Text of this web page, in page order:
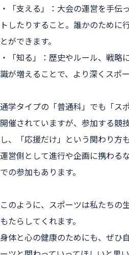
・「支える」：大会の運営を手伝
トしたりすること。誰かのために
とができます。
・「知る」：歴史やルール、戦略
識が増えることで、より深くスポ
通学タイプの「普通科」でも「ス
開催されていますが、参加する競
し、「応援だけ」という関わり方
運営側として進行や企画に携わる
での参加もあります。
このように、スポーツは私たちの
もたらしてくれます。
身体と心の健康のためにも、ぜひ